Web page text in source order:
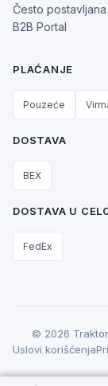
Često
B2B Portal
PLAĆANJE
Pouzeće
DOSTAVA
BEX
DOSTAVA U
FedEx
© 2026
Uslovi korišćenja